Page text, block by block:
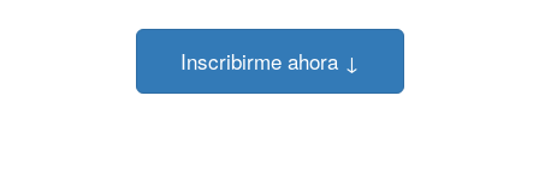
Inscribirme ahora ↓